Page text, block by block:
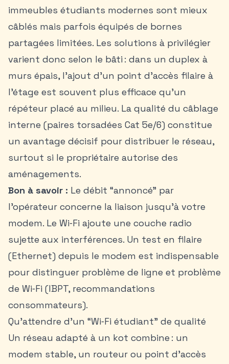
immeubles étudiants modernes sont mieux
câblés mais parfois équipés de bornes
partagées limitées. Les solutions à privilégier
varient donc selon le bâti : dans un duplex à
murs épais, l’ajout d’un point d’accès filaire à
l’étage est souvent plus efficace qu’un
répéteur placé au milieu. La qualité du câblage
interne (paires torsadées Cat 5e/6) constitue
un avantage décisif pour distribuer le réseau,
surtout si le propriétaire autorise des
aménagements.
Bon à savoir : Le débit “annoncé” par
l’opérateur concerne la liaison jusqu’à votre
modem. Le Wi‑Fi ajoute une couche radio
sujette aux interférences. Un test en filaire
(Ethernet) depuis le modem est indispensable
pour distinguer problème de ligne et problème
de Wi‑Fi (IBPT, recommandations
consommateurs).
Qu’attendre d’un “Wi‑Fi étudiant” de qualité
Un réseau adapté à un kot combine : un
modem stable, un routeur ou point d’accès